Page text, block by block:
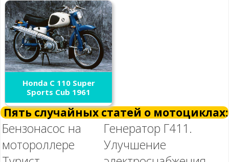
Honda C 110 Super
Sports Cub 1961
Пять случайных статей о мотоциклах:
Бензонасос на
мотороллере
Генератор Г411.
Улучшение